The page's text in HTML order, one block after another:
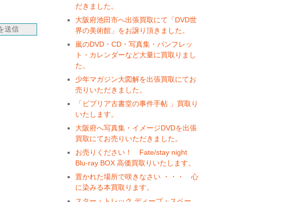
だきました。
大阪府池田市へ出張買取にて「DVD世
界の美術館」をお譲り頂きました。
嵐のDVD・CD・写真集・パンフレッ
ト・カレンダーなど大量に買取りまし
た。
少年マガジン大図解を出張買取にてお
売りいただきました。
「ビブリア古書堂の事件手帖 」買取り
いたします。
大阪府へ写真集・イメージDVDを出張
買取にてお売りいただきました。
お売りください！ Fate/stay night
Blu-ray BOX 高価買取りいたします。
置かれた場所で咲きなさい ・・・ 心
に染みる本買取ります。